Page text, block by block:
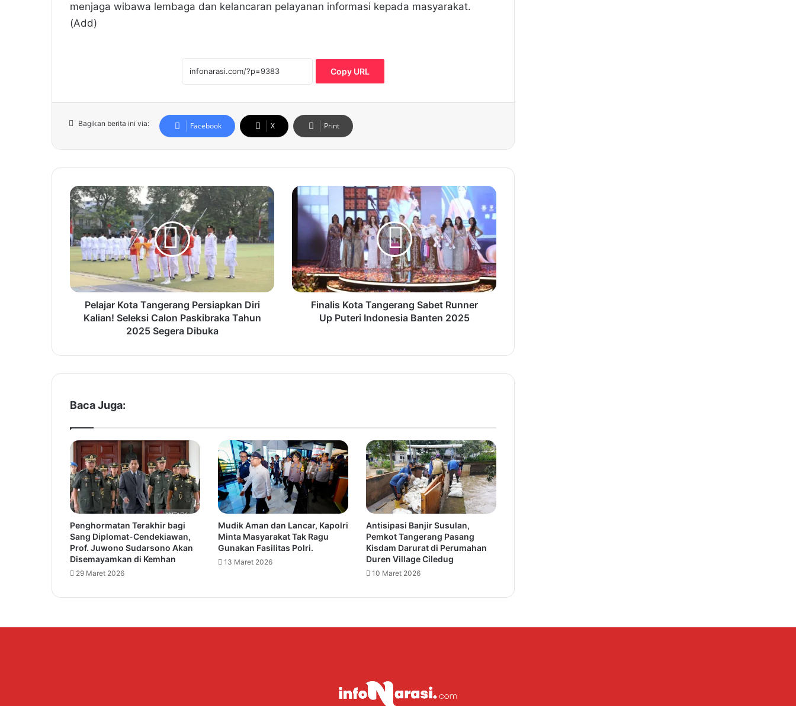
menjaga wibawa lembaga dan kelancaran pelayanan informasi kepada masyarakat.
(Add)
Copy URL
Bagikan berita ini via: Facebook X Print
P
e
l
a
j
o
n
a
g
P
r
s
i
a
p
k
a
n
D
i
a
Pelajar Kota Tangerang Persiapkan Diri
Kalian! Seleksi Calon Paskibraka Tahun
2025 Segera Dibuka
F
s
K
o
n
g
S
a
b
e
t
R
u
n
n
e
t
Finalis Kota Tangerang Sabet Runner
Up Puteri Indonesia Banten 2025
Baca Juga:
Penghormatan Terakhir bagi
Sang Diplomat-Cendekiawan,
Prof. Juwono Sudarsono Akan
Disemayamkan di Kemhan
29 Maret 2026
Mudik Aman dan Lancar, Kapolri
Minta Masyarakat Tak Ragu
Gunakan Fasilitas Polri.
13 Maret 2026
Antisipasi Banjir Susulan,
Pemkot Tangerang Pasang
Kisdam Darurat di Perumahan
Duren Village Ciledug
10 Maret 2026